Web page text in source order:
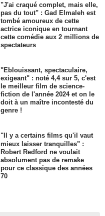
"J'ai craqué complet, mais elle,
pas du tout" : Gad Elmaleh est
tombé amoureux de cette
actrice iconique en tournant
cette comédie aux 2 millions de
spectateurs
"Eblouissant, spectaculaire,
exigeant" : noté 4,4 sur 5, c'est
le meilleur film de science-
fiction de l'année 2024 et on le
doit à un maître incontesté du
genre !
"Il y a certains films qu'il vaut
mieux laisser tranquilles" :
Robert Redford ne voulait
absolument pas de remake
pour ce classique des années
70